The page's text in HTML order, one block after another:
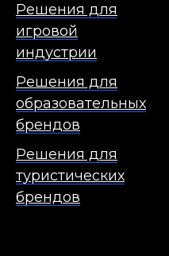
Решения для
игровой
индустрии
Решения для
образовательных
брендов
Решения для
туристических
брендов